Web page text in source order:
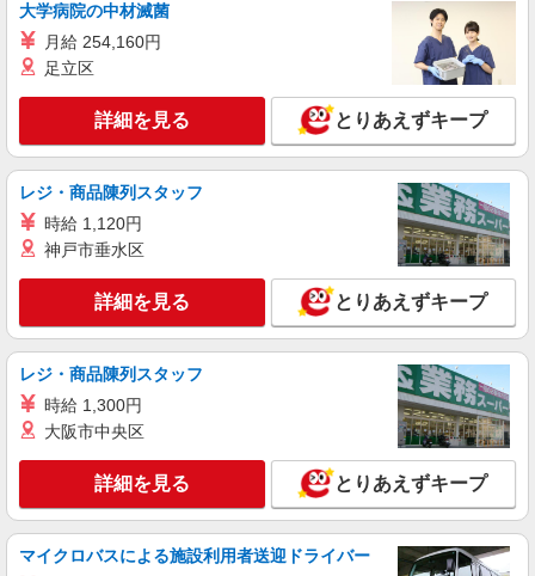
そんぽの家S 豊四季/2075ba1
【介護福祉士】 月給：266,800円 年収例：360
万円〜 【実務者研修】 月給：237,400円 年収例：
325万円〜 【初任者研修】 月給：231,000円 年収
日祝手当（月平均2回分）、夜勤手当（月平均5回
分）等、毎月平均的に支払われる手当を含みま
す。 ※介護福祉士のみ、特別職務手当も含む ◎残
業時は別途時間外手当支給（超過1分〜） ◎賞
千葉県柏市豊四季283-1
キープ 詳細を見る
正社員
SOMPOケア 地域サービスセンター豊四季 定期巡回/2165da1
介護スタッフ
【介護福祉士】 月給：261,300円 年収例：353
万円〜 ※職務手当、特別職務手当、働きがい向上
手当、日祝手当（月平均2回分）、在宅手当（月平
均15回分）等、毎月平均的に支払われる手当を含
コール手当（1,000円/日）あり ◎残業時は別途時
ヶ月分/年支給
千葉県柏市豊四季283-1 【そんぽの家S 豊
四季】建物内
キープ 詳細を見る
パート
SOMPOケア 柏高柳 訪問介護/5192cc2
登録ヘルパー
大学病院の中材滅菌
月給 254,160円
足立区
詳細を見る とりあえずキープ
レジ・商品陳列スタッフ
時給 1,120円
神戸市垂水区
詳細を見る とりあえずキープ
レジ・商品陳列スタッフ
時給 1,300円
大阪市中央区
詳細を見る とりあえずキープ
マイクロバスによる施設利用者送迎ドライバー